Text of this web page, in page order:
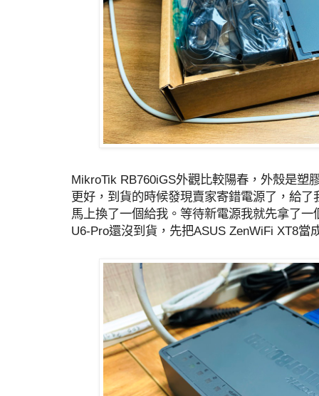
MikroTik RB760iGS外觀比較陽春，外殼是塑
更好，到貨的時候發現賣家寄錯電源了，給
馬上換了一個給我。等待新電源我就先拿了一
U6-Pro還沒到貨，先把ASUS ZenWiFi XT8當